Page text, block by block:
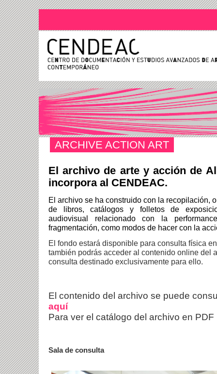
ARCHIVE ACTION ART
El archivo de arte y acción de
incorpora al CENDEAC.
El archivo se ha construido con la recopilación,
de libros, catálogos y folletos de
audiovisual relacionado con la
fragmentación, como modos de hacer con la
El fondo estará disponible para consulta física
también podrás acceder al contenido online del
consulta destinado exclusivamente para ello.
El contenido del archivo se puede
aquí
Para ver el catálogo del archivo en
Sala de consulta